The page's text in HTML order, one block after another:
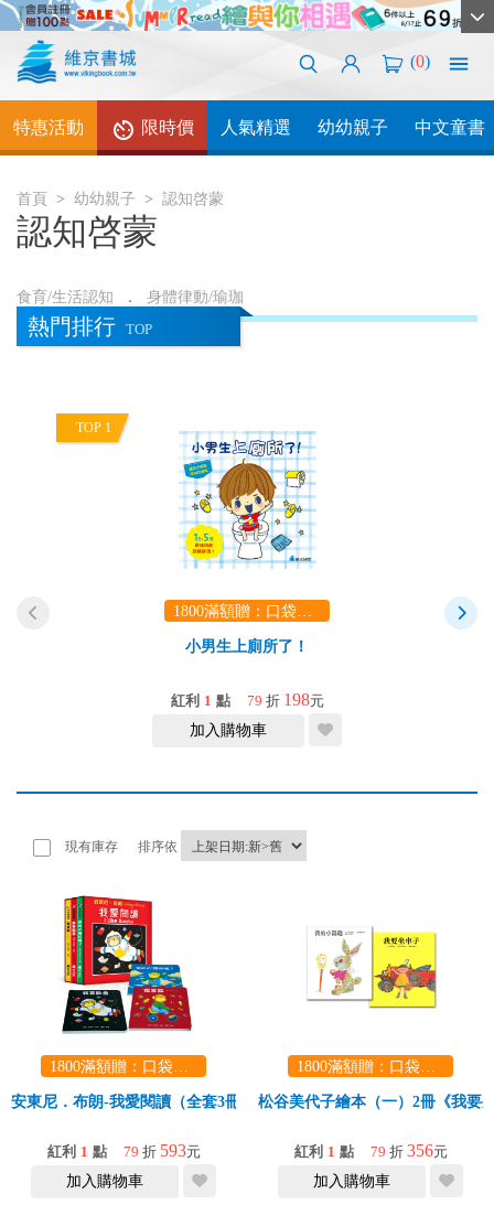
(0)
特惠活動 限時價 人氣精選 幼幼親子 中文童書
首頁 幼幼親子 認知啓蒙
認知啓蒙
食育/生活認知 身體律動/瑜珈
熱門排行 TOP
TOP 1
1800滿額贈：口袋玩具一份（隨機出貨） (summer read)
小男生上廁所了！
紅利 1 點 79 折 198元
加入購物車
現有庫存 排序依
1800滿額贈：口袋玩具一份（隨機出貨） (summer read)
安東尼．布朗-我愛閱讀（全套3冊）
紅利 1 點 79 折 593元
加入購物車
1800滿額贈：口袋玩具一份（隨機出貨） (summer read)
松谷美代子繪本（一）2冊《我要
紅利 1 點 79 折 356元
加入購物車